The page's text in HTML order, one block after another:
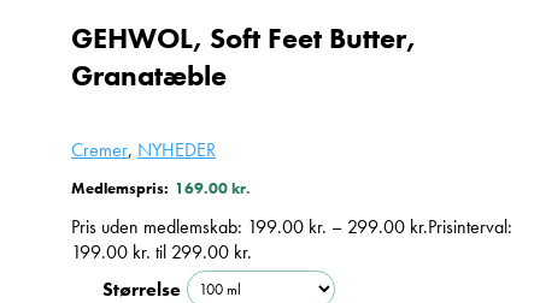
Cremer, NYHEDER
GEHWOL, Soft Feet Butter,
Granatæble
Medlemspris: 169.00kr.
Pris uden medlemskab: 199.00 kr. – 299.00 kr.Prisinterval:
199.00 kr. til 299.00 kr.
Størrelse